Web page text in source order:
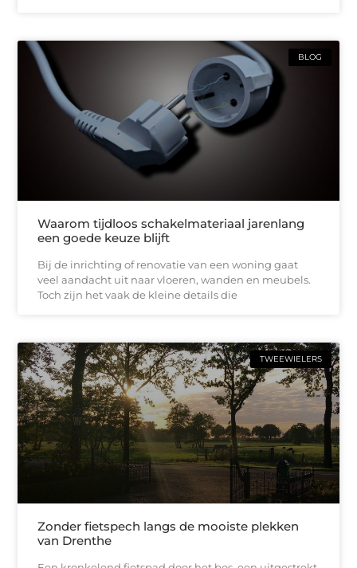
BLOG
Waarom tijdloos schakelmateriaal jarenlang
een goede keuze blijft
Bij de inrichting of renovatie van een woning gaat
veel aandacht uit naar vloeren, wanden en meubels.
Toch zijn het vaak de kleine details die
TWEEWIELERS
Zonder fietspech langs de mooiste plekken
van Drenthe